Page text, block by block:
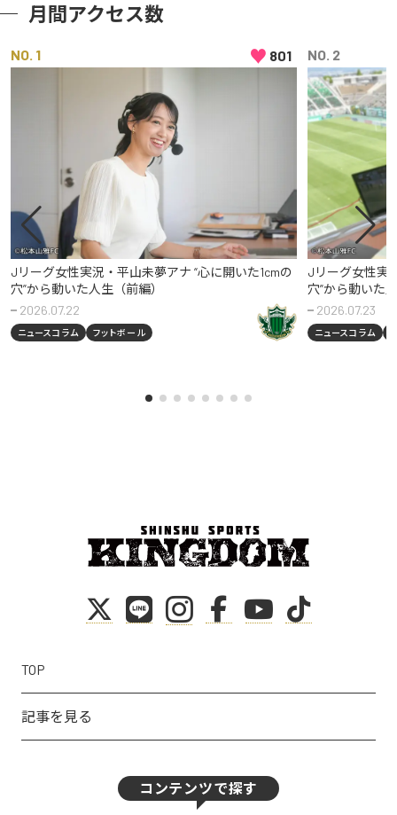
月間アクセス数
NO ♥ 801
Jリーグ女性実況・平山未夢アナ “心に開いた1cmの
穴”から動いた人生（前編）
2026.07.22
ニュースコラム フットボール
NO
Jリーグ女性実
穴”から動いた
2026.07.23
ニュースコラム
TOP
記事を見る
コンテンツで探す